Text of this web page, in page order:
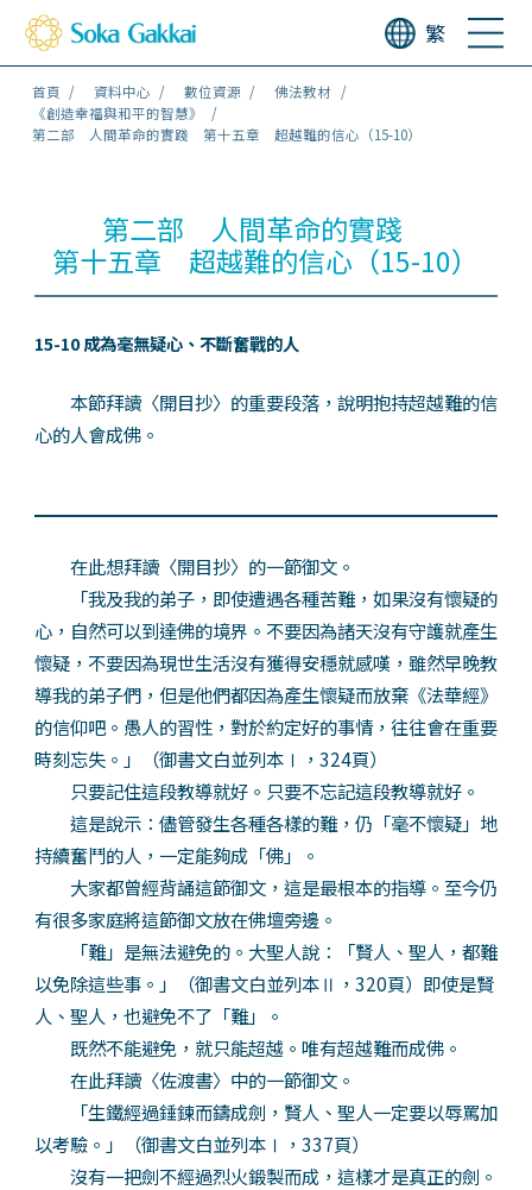
繁
首頁 資料中心 數位資源
佛法教材
《創造幸福與和平的智慧》
第二部 人間革命的實踐 第十五章 超越難的信心（15-10）
第二部 人間革命的實踐
第十五章 超越難的信心（15-10）
15-10 成為毫無疑心、不斷奮戰的人
本節拜讀〈開目抄〉的重要段落，說明抱持超越難的信
心的人會成佛。
在此想拜讀〈開目抄〉的一節御文。
「我及我的弟子，即使遭遇各種苦難，如果沒有懷疑的
心，自然可以到達佛的境界。不要因為諸天沒有守護就產生
懷疑，不要因為現世生活沒有獲得安穩就感嘆，雖然早晚教
導我的弟子們，但是他們都因為產生懷疑而放棄《法華經》
的信仰吧。愚人的習性，對於約定好的事情，往往會在重要
時刻忘失。」（御書文白並列本Ⅰ，324頁）
只要記住這段教導就好。只要不忘記這段教導就好。
這是說示：儘管發生各種各樣的難，仍「毫不懷疑」地
持續奮鬥的人，一定能夠成「佛」。
大家都曾經背誦這節御文，這是最根本的指導。至今仍
有很多家庭將這節御文放在佛壇旁邊。
「難」是無法避免的。大聖人說：「賢人、聖人，都難
以免除這些事。」（御書文白並列本Ⅱ，320頁）即使是賢
人、聖人，也避免不了「難」。
既然不能避免，就只能超越。唯有超越難而成佛。
在此拜讀〈佐渡書〉中的一節御文。
「生鐵經過錘鍊而鑄成劍，賢人、聖人一定要以辱罵加
以考驗。」（御書文白並列本Ⅰ，337頁）
沒有一把劍不經過烈火鍛製而成，這樣才是真正的劍。